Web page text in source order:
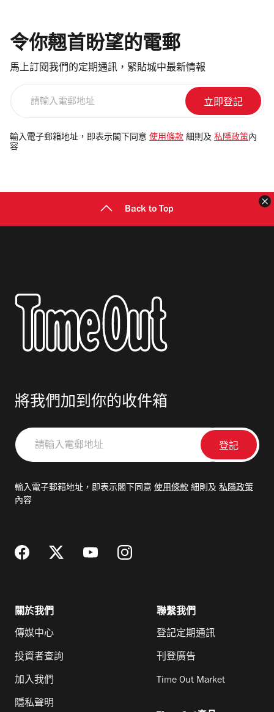
令你翹首盼望的電郵
馬上訂閱我們的定期通訊，緊貼城中最新情報
電
郵
輸入電子郵箱地址，即表示閣下同意 使用條款 細則及 私隱政策 內
容
Back to Top
將我們加到你的收件箱
請
輸
郵
輸入電子郵箱地址，即表示閣下同意 使用條款 細則及 私隱政策
內容
關於我們
傳媒中心
投資者查詢
加入我們
隱私聲明
聯繫我們
登記定期通訊
刊登廣告
Time Out Market